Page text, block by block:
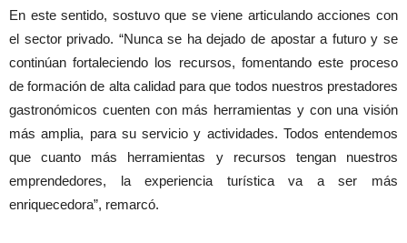
En este sentido, sostuvo que se viene articulando acciones con
el sector privado. “Nunca se ha dejado de apostar a futuro y se
continúan fortaleciendo los recursos, fomentando este proceso
de formación de alta calidad para que todos nuestros prestadores
gastronómicos cuenten con más herramientas y con una visión
más amplia, para su servicio y actividades. Todos entendemos
que cuanto más herramientas y recursos tengan nuestros
emprendedores, la experiencia turística va a ser más
enriquecedora”, remarcó.